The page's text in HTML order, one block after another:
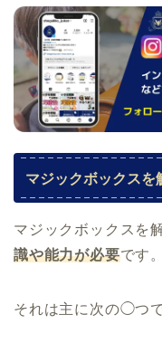
マジックボックスを
マジックボックスを
識や能力が必要です。
それは主に次の◯つで